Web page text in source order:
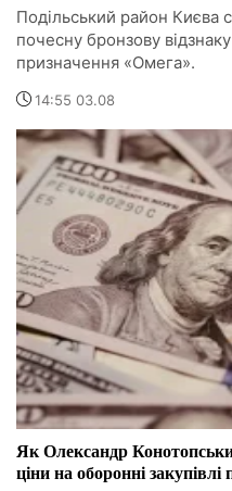
Подільський район Києва
почесну бронзову
призначення «Омега».
14:55 03.08
Як Олександр
ціни на оборонні закупівлі